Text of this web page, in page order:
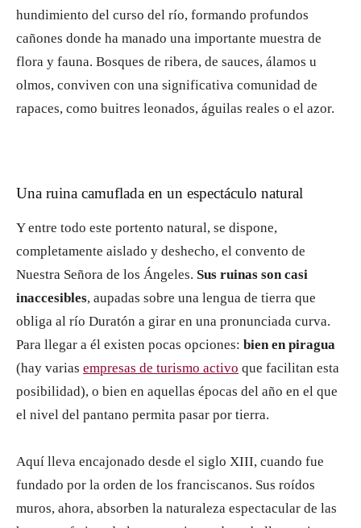
hundimiento del curso del río, formando profundos
cañones donde ha manado una importante muestra de
flora y fauna. Bosques de ribera, de sauces, álamos u
olmos, conviven con una significativa comunidad de
rapaces, como buitres leonados, águilas reales o el azor.
Una ruina camuflada en un espectáculo natural
Y entre todo este portento natural, se dispone,
completamente aislado y deshecho, el convento de
Nuestra Señora de los Ángeles. Sus ruinas son casi
inaccesibles, aupadas sobre una lengua de tierra que
obliga al río Duratón a girar en una pronunciada curva.
Para llegar a él existen pocas opciones: bien en piragua
(hay varias empresas de turismo activo que facilitan esta
posibilidad), o bien en aquellas épocas del año en el que
el nivel del pantano permita pasar por tierra.
Aquí lleva encajonado desde el siglo XIII, cuando fue
fundado por la orden de los franciscanos. Sus roídos
muros, ahora, absorben la naturaleza espectacular de las